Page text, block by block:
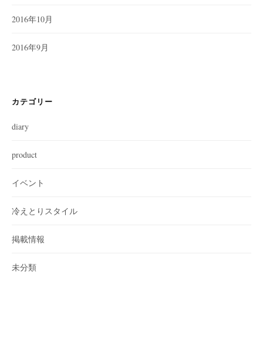
2016年10月
2016年9月
カテゴリー
diary
product
イベント
冷えとりスタイル
掲載情報
未分類